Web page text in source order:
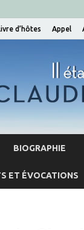
d’hôtes Appel
BIOGRAPHIE
ET ÉVOCATIONS